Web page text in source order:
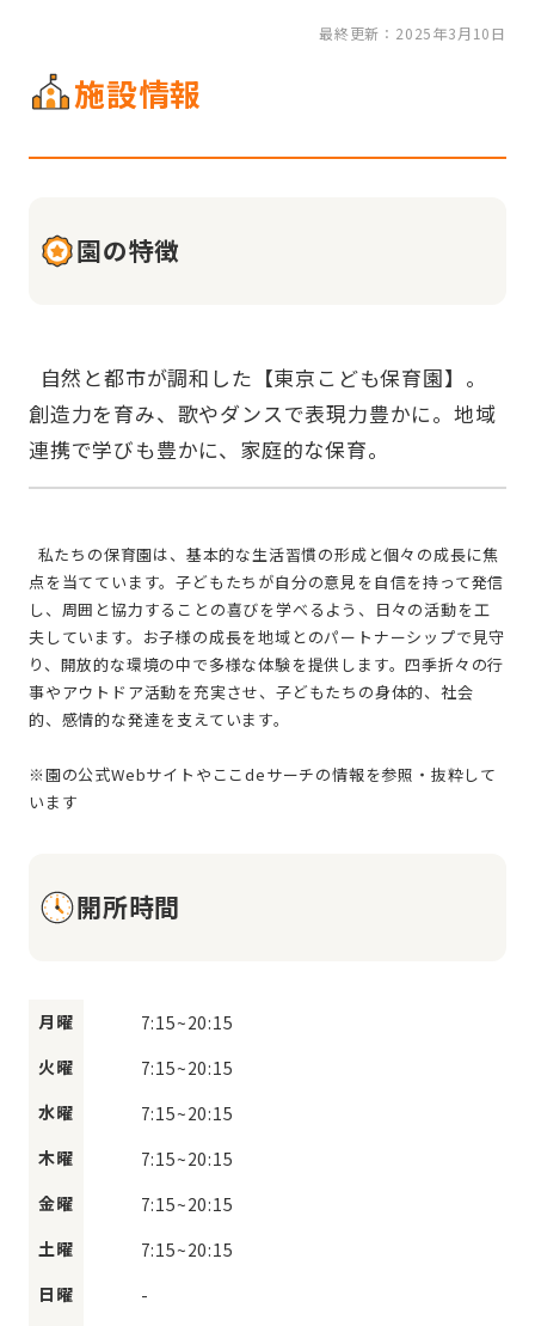
最終更新：2025年3月10日
施設情報
園の特徴
創造力を育み、歌やダンスで表現力豊かに。地域
点を当てています。子どもたちが自分の意見を自信を持って発信
し、周囲と協力することの喜びを学べるよう、日々の活動を工
夫しています。お子様の成長を地域とのパートナーシップで見守
り、開放的な環境の中で多様な体験を提供します。四季折々の行
事やアウトドア活動を充実させ、子どもたちの身体的、社会
的、感情的な発達を支えています。
※園の公式Webサイトやここdeサーチの情報を参照・抜粋して
開所時間
月曜 7:15~20:15
火曜
7:15~20:15
水曜
7:15~20:15
木曜
7:15~20:15
金曜
7:15~20:15
土曜
7:15~20:15
日曜
-